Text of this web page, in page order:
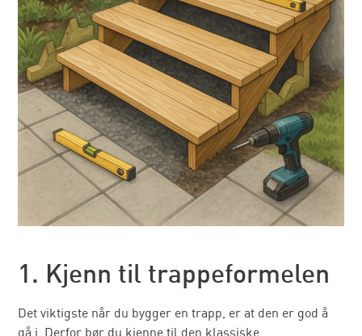
1. Kjenn til trappeformelen
Det viktigste når du bygger en trapp, er at den er god å
gå i. Derfor bør du kjenne til den klassiske